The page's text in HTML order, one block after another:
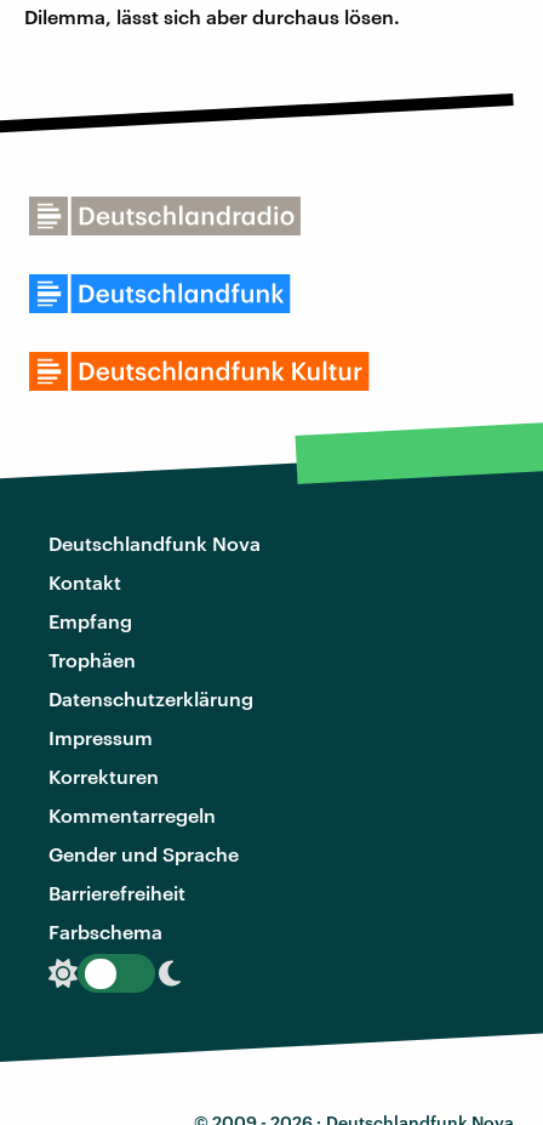
Dilemma, lässt sich aber durchaus lösen.
Deutschlandfunk Nova
Kontakt
Empfang
Trophäen
Datenschutzerklärung
Impressum
Korrekturen
Kommentarregeln
Gender und Sprache
Barrierefreiheit
Farbschema